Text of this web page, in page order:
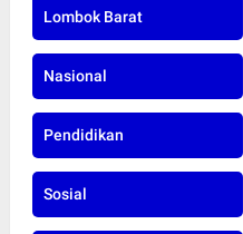
Lombok Barat
Nasional
Pendidikan
Sosial